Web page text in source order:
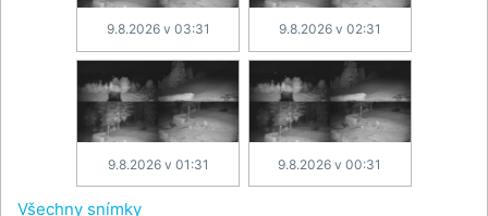
9.8.2026 v 03:31 9.8.2026 v 02:31
9.8.2026 v 01:31 9.8.2026 v 00:31
Všechny snímky